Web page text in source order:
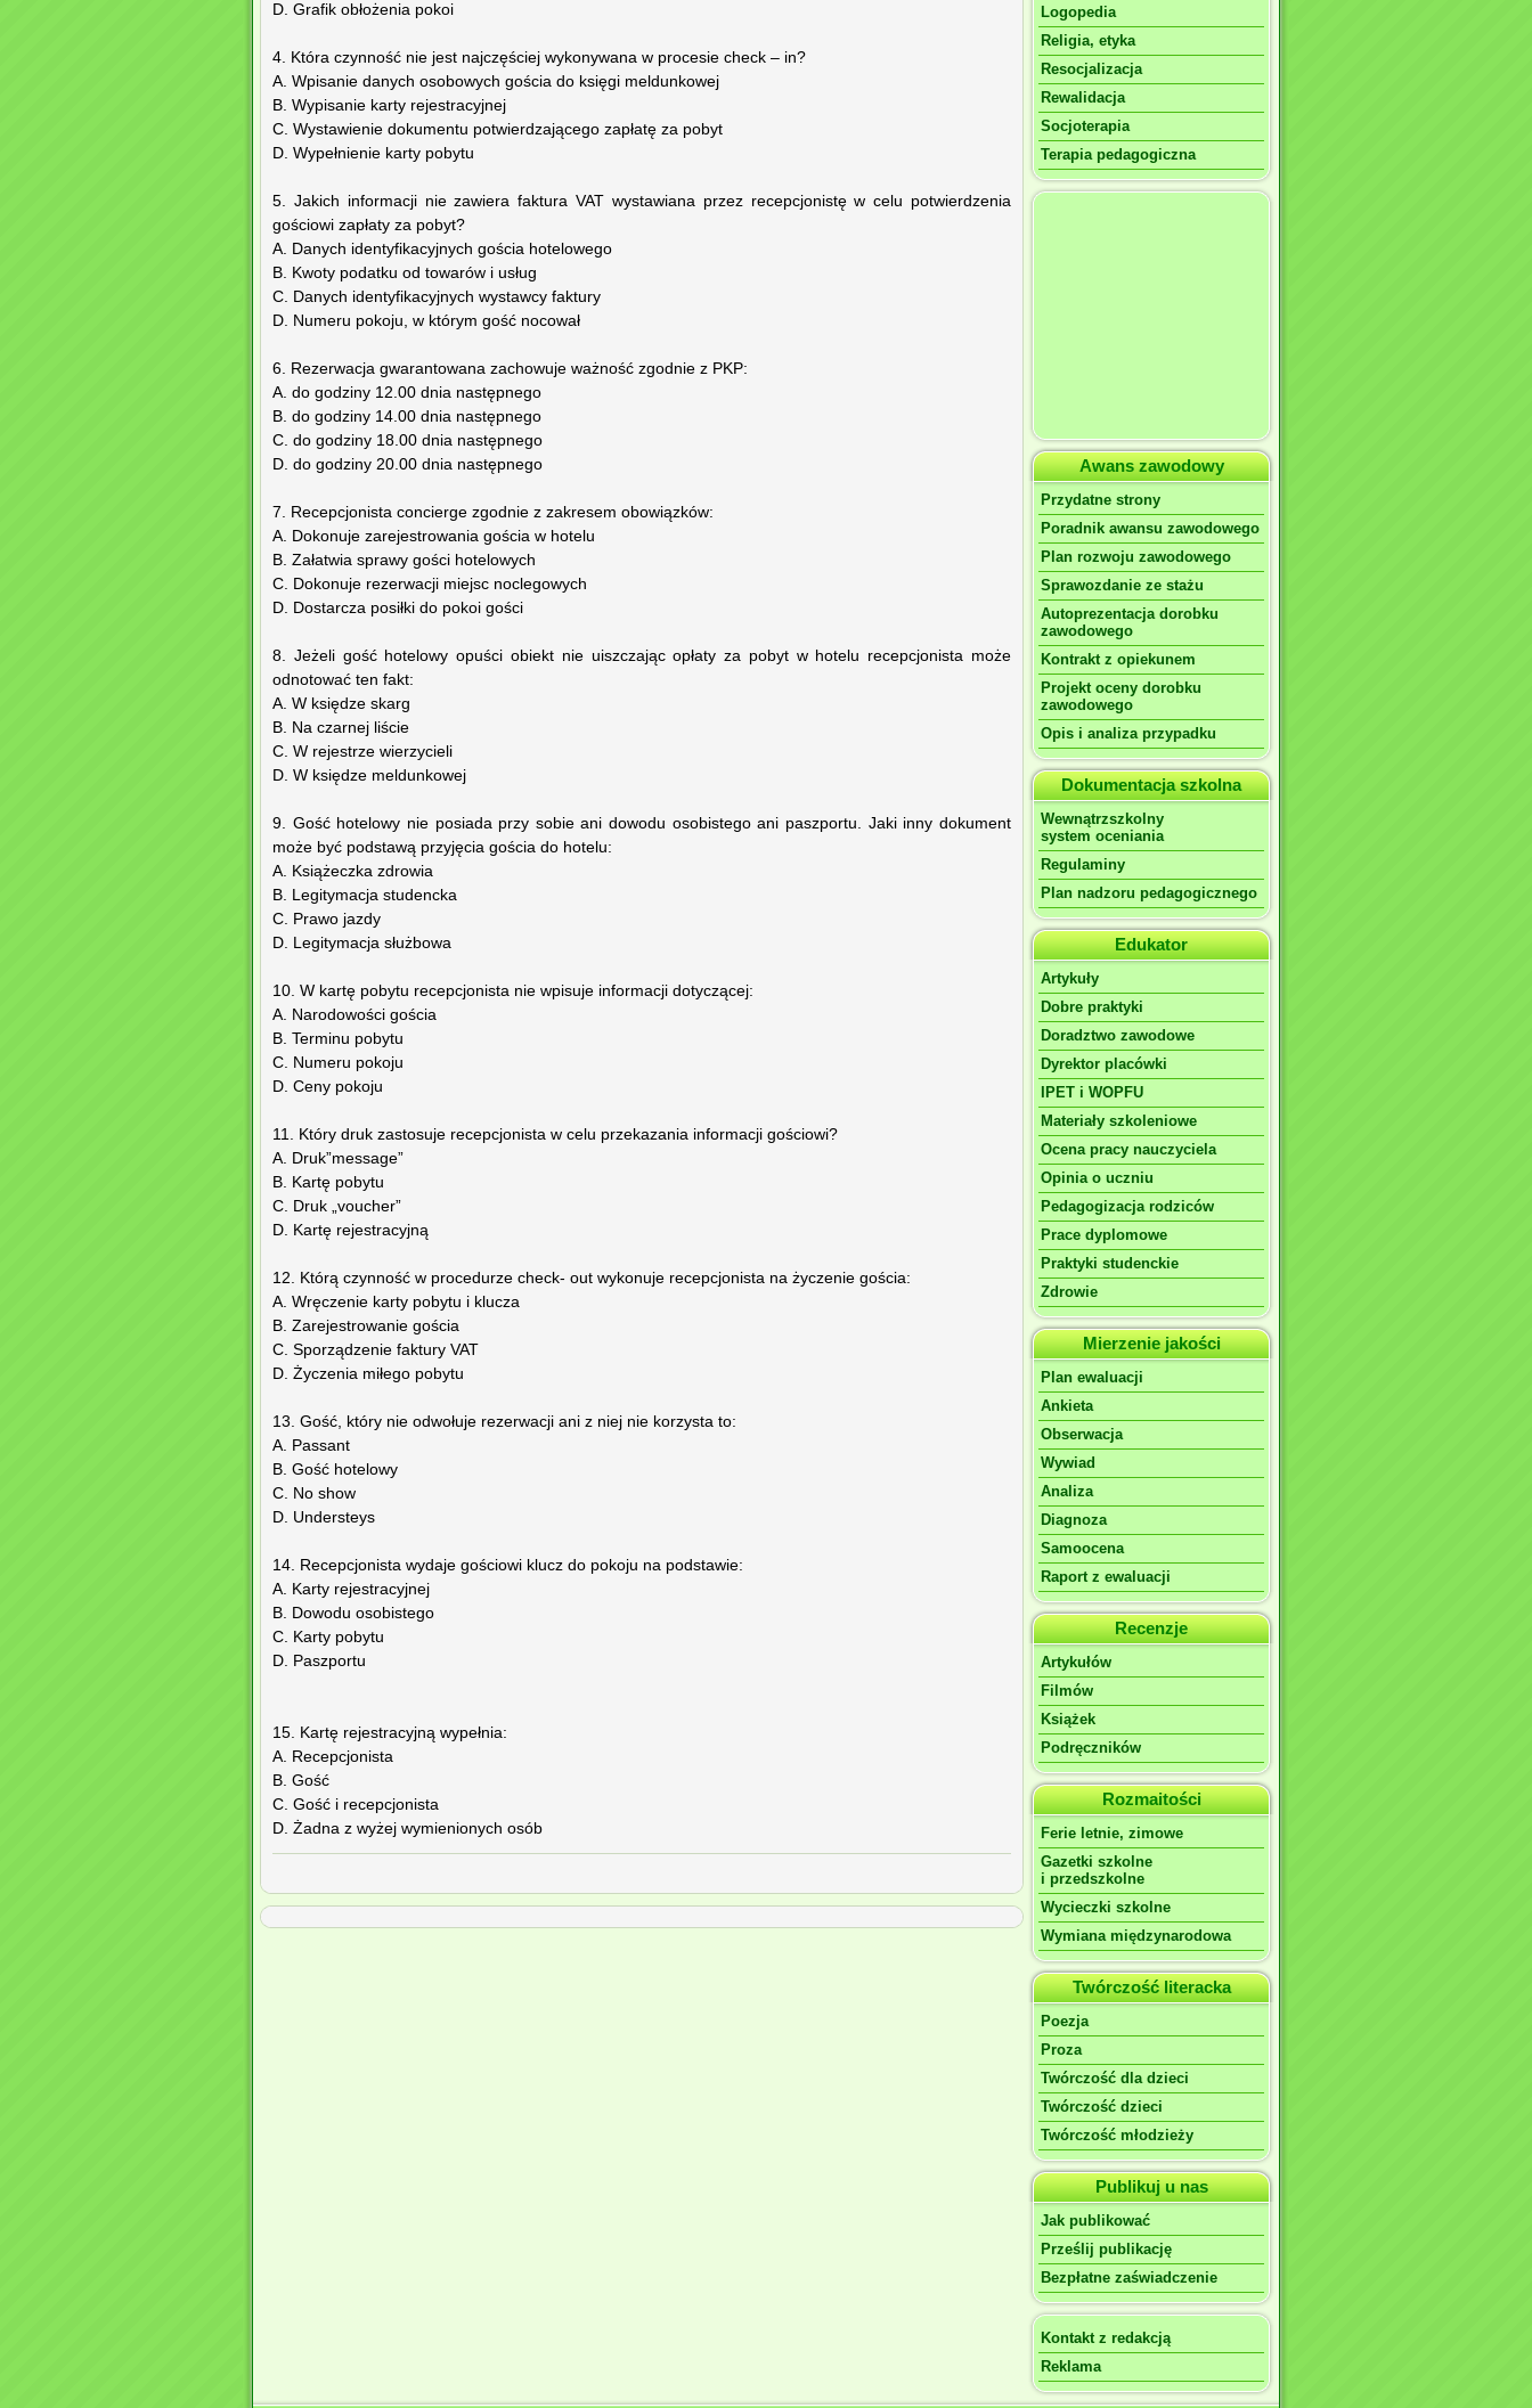
D. Grafik obłożenia pokoi
4. Która czynność nie jest najczęściej wykonywana w procesie check – in?
A. Wpisanie danych osobowych gościa do księgi meldunkowej
B. Wypisanie karty rejestracyjnej
C. Wystawienie dokumentu potwierdzającego zapłatę za pobyt
D. Wypełnienie karty pobytu
5. Jakich informacji nie zawiera faktura VAT wystawiana przez recepcjonistę w celu potwierdzenia
gościowi zapłaty za pobyt?
A. Danych identyfikacyjnych gościa hotelowego
B. Kwoty podatku od towarów i usług
C. Danych identyfikacyjnych wystawcy faktury
D. Numeru pokoju, w którym gość nocował
6. Rezerwacja gwarantowana zachowuje ważność zgodnie z PKP:
A. do godziny 12.00 dnia następnego
B. do godziny 14.00 dnia następnego
C. do godziny 18.00 dnia następnego
D. do godziny 20.00 dnia następnego
7. Recepcjonista concierge zgodnie z zakresem obowiązków:
A. Dokonuje zarejestrowania gościa w hotelu
B. Załatwia sprawy gości hotelowych
C. Dokonuje rezerwacji miejsc noclegowych
D. Dostarcza posiłki do pokoi gości
8. Jeżeli gość hotelowy opuści obiekt nie uiszczając opłaty za pobyt w hotelu recepcjonista może
odnotować ten fakt:
A. W księdze skarg
B. Na czarnej liście
C. W rejestrze wierzycieli
D. W księdze meldunkowej
9. Gość hotelowy nie posiada przy sobie ani dowodu osobistego ani paszportu. Jaki inny dokument
może być podstawą przyjęcia gościa do hotelu:
A. Książeczka zdrowia
B. Legitymacja studencka
C. Prawo jazdy
D. Legitymacja służbowa
10. W kartę pobytu recepcjonista nie wpisuje informacji dotyczącej:
A. Narodowości gościa
B. Terminu pobytu
C. Numeru pokoju
D. Ceny pokoju
11. Który druk zastosuje recepcjonista w celu przekazania informacji gościowi?
A. Druk”message”
B. Kartę pobytu
C. Druk „voucher”
D. Kartę rejestracyjną
12. Którą czynność w procedurze check- out wykonuje recepcjonista na życzenie gościa:
A. Wręczenie karty pobytu i klucza
B. Zarejestrowanie gościa
C. Sporządzenie faktury VAT
D. Życzenia miłego pobytu
13. Gość, który nie odwołuje rezerwacji ani z niej nie korzysta to:
A. Passant
B. Gość hotelowy
C. No show
D. Understeys
14. Recepcjonista wydaje gościowi klucz do pokoju na podstawie:
A. Karty rejestracyjnej
B. Dowodu osobistego
C. Karty pobytu
D. Paszportu
15. Kartę rejestracyjną wypełnia:
A. Recepcjonista
B. Gość
C. Gość i recepcjonista
D. Żadna z wyżej wymienionych osób
Logopedia
Religia, etyka
Resocjalizacja
Rewalidacja
Socjoterapia
Terapia pedagogiczna
Awans zawodowy
Przydatne strony
Poradnik awansu zawodowego
Plan rozwoju zawodowego
Sprawozdanie ze stażu
Autoprezentacja dorobku
zawodowego
Kontrakt z opiekunem
Projekt oceny dorobku
zawodowego
Opis i analiza przypadku
Dokumentacja szkolna
Wewnątrzszkolny
system oceniania
Regulaminy
Plan nadzoru pedagogicznego
Edukator
Artykuły
Dobre praktyki
Doradztwo zawodowe
Dyrektor placówki
IPET i WOPFU
Materiały szkoleniowe
Ocena pracy nauczyciela
Opinia o uczniu
Pedagogizacja rodziców
Prace dyplomowe
Praktyki studenckie
Zdrowie
Mierzenie jakości
Plan ewaluacji
Ankieta
Obserwacja
Wywiad
Analiza
Diagnoza
Samoocena
Raport z ewaluacji
Recenzje
Artykułów
Filmów
Książek
Podręczników
Rozmaitości
Ferie letnie, zimowe
Gazetki szkolne
i przedszkolne
Wycieczki szkolne
Wymiana międzynarodowa
Twórczość literacka
Poezja
Proza
Twórczość dla dzieci
Twórczość dzieci
Twórczość młodzieży
Publikuj u nas
Jak publikować
Prześlij publikację
Bezpłatne zaświadczenie
Kontakt z redakcją
Reklama